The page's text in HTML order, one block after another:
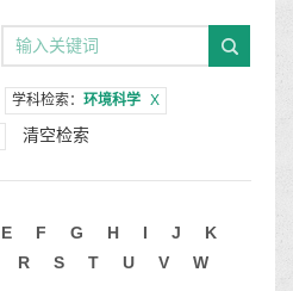
学科检索： 环境科学 X
清空检索
E F G H I J
K
R S T U V
W